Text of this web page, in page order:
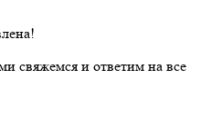
свяжемся и ответим на все